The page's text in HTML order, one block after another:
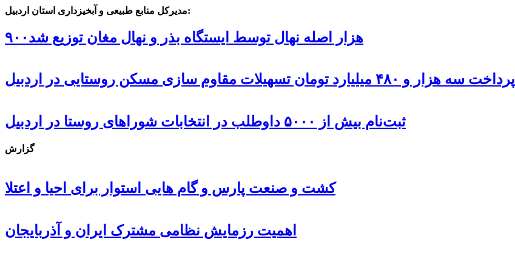
مدیرکل منابع طبیعی و آبخیزداری استان اردبیل:
۹۰۰هزار اصله نهال توسط ایستگاه بذر و نهال مغان توزیع شد
پرداخت سه هزار و ۴۸۰ میلیارد تومان تسهیلات مقاوم سازی مسکن روستایی در اردبیل
ثبت‌نام بیش از ۵۰۰۰ داوطلب در انتخابات شوراهای روستا در اردبیل
گزارش
کشت و صنعت پارس و گام هایی استوار برای احیا و اعتلا
اهمیت رزمایش نظامی مشترک ایران و آذربایجان